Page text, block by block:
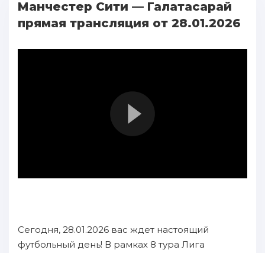
Манчестер Сити — Галатасарай
прямая трансляция от 28.01.2026
Сегодня, 28.01.2026 вас ждет настоящий
футбольный день! В рамках 8 тура Лига